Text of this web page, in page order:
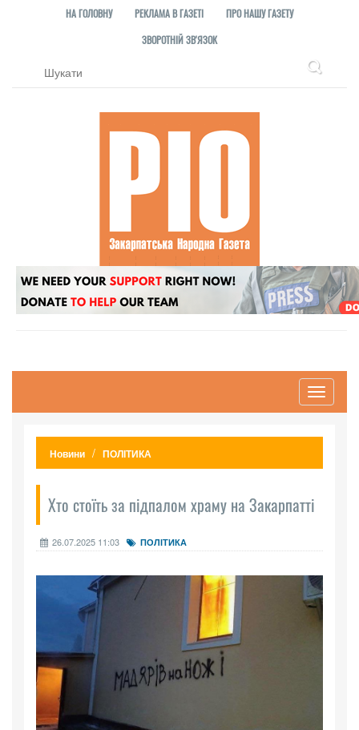
НА ГОЛОВНУ РЕКЛАМА В ГАЗЕТІ
ПРО НАШУ ГАЗЕТУ
ЗВОРОТНІЙ ЗВ'ЯЗОК
Toggle
Новини ПОЛІТИКА
Хто стоїть за підпалом храму на Закарпатті
26.07.2025 11:03 ПОЛІТИКА